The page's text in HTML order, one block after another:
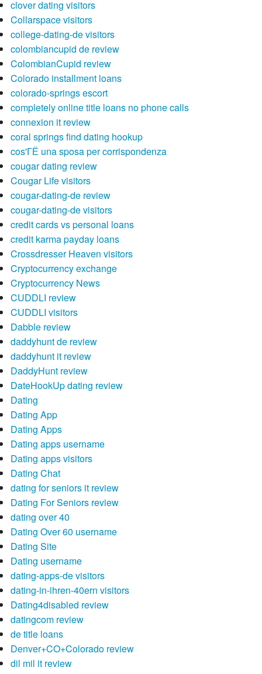
clover dating visitors
Collarspace visitors
college-dating-de visitors
colombiancupid de review
ColombianCupid review
Colorado installment loans
colorado-springs escort
completely online title loans no phone calls
connexion it review
coral springs find dating hookup
cos'ГЁ una sposa per corrispondenza
cougar dating review
Cougar Life visitors
cougar-dating-de review
cougar-dating-de visitors
credit cards vs personal loans
credit karma payday loans
Crossdresser Heaven visitors
Cryptocurrency exchange
Cryptocurrency News
CUDDLI review
CUDDLI visitors
Dabble review
daddyhunt de review
daddyhunt it review
DaddyHunt review
DateHookUp dating review
Dating
Dating App
Dating Apps
Dating apps username
Dating apps visitors
Dating Chat
dating for seniors it review
Dating For Seniors review
dating over 40
Dating Over 60 username
Dating Site
Dating username
dating-apps-de visitors
dating-in-ihren-40ern visitors
Dating4disabled review
datingcom review
de title loans
Denver+CO+Colorado review
dil mil it review